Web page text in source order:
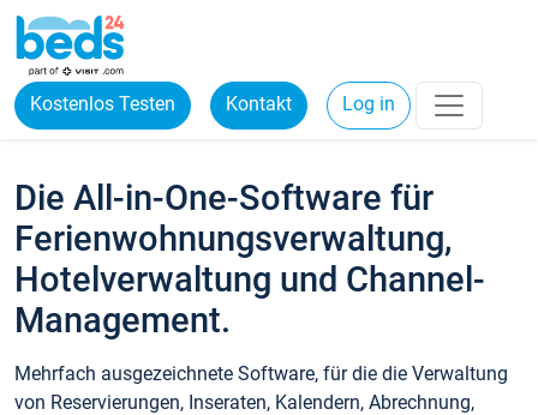
Kostenlos Testen Kontakt Log in
Die All-in-One-Software für
Ferienwohnungsverwaltung,
Hotelverwaltung und Channel-
Management.
Mehrfach ausgezeichnete Software, für die die Verwaltung
von Reservierungen, Inseraten, Kalendern, Abrechnung,